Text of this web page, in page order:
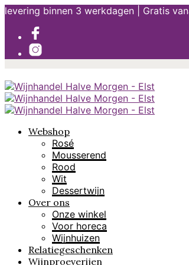
levering binnen 3 werkdagen | Gratis
Webshop
Rosé
Mousserend
Rood
Wit
Dessertwijn
Over ons
Onze winkel
Voor horeca
Wijnhuizen
Relatiegeschenken
Wijnproeverijen